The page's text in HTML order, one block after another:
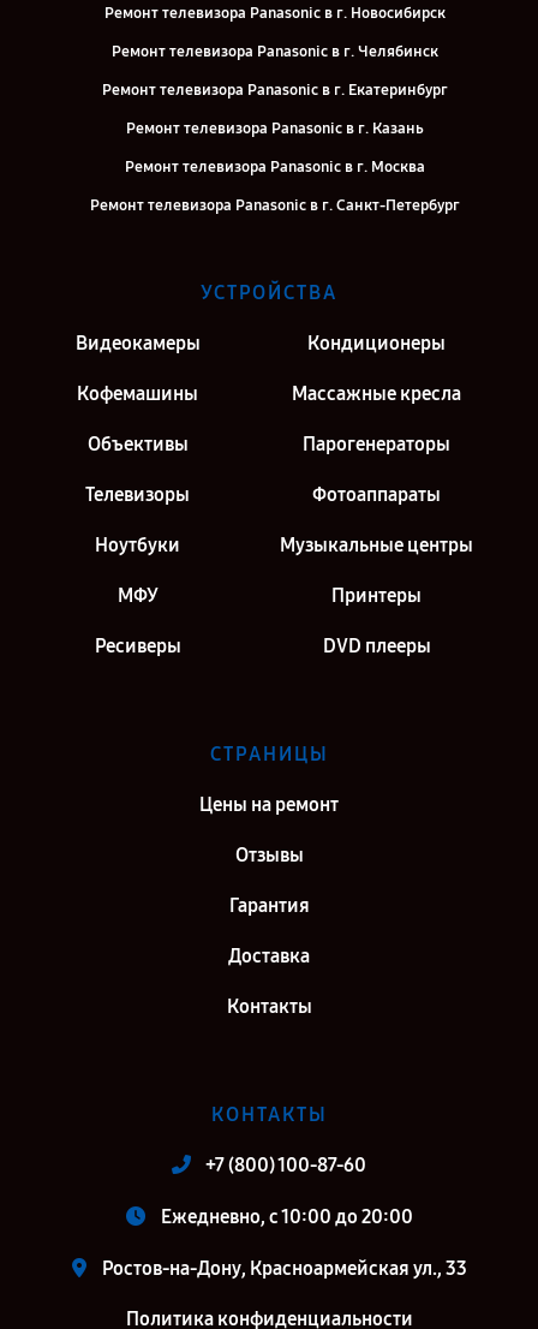
Ремонт телевизора Panasonic в г. Новосибирск
Ремонт телевизора Panasonic в г. Челябинск
Ремонт телевизора Panasonic в г. Екатеринбург
Ремонт телевизора Panasonic в г. Казань
Ремонт телевизора Panasonic в г. Москва
Ремонт телевизора Panasonic в г. Санкт-Петербург
УСТРОЙСТВА
Видеокамеры Кондиционеры
Кофемашины Массажные кресла
Объективы Парогенераторы
Телевизоры Фотоаппараты
Ноутбуки Музыкальные центры
МФУ Принтеры
Ресиверы DVD плееры
СТРАНИЦЫ
Цены на ремонт
Отзывы
Гарантия
Доставка
Контакты
КОНТАКТЫ
+7 (800) 100-87-60
Ежедневно, с 10:00 до 20:00
Ростов-на-Дону, Красноармейская ул., 33
Политика конфиденциальности